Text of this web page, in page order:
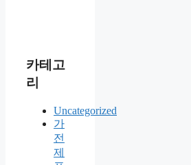
카테고
리
Uncategorized
가
전
제